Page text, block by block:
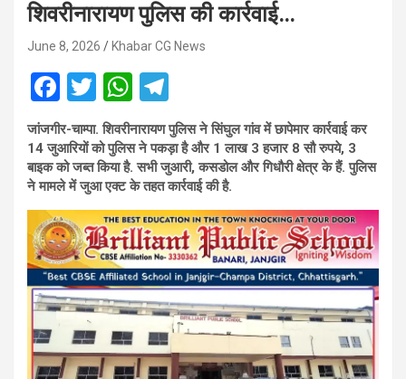
शिवरीनारायण पुलिस की कार्रवाई…
June 8, 2026 Khabar CG News
F
a
ce
b
o
o
k
T
wi
tt
er
W
h
at
s
A
p
p
el
e
gr
a
m
जांजगीर-चाम्पा. शिवरीनारायण पुलिस ने सिंघुल गांव में छापेमार कार्रवाई कर
14 जुआरियों को पुलिस ने पकड़ा है और 1 लाख 3 हजार 8 सौ रुपये, 3
बाइक को जब्त किया है. सभी जुआरी, कसडोल और गिधौरी क्षेत्र के हैं. पुलिस
ने मामले में जुआ एक्ट के तहत कार्रवाई की है.